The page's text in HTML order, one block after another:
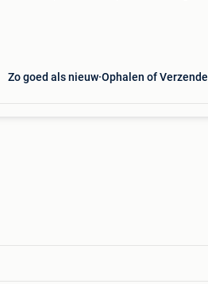
Zo goed als nieuw Ophalen of